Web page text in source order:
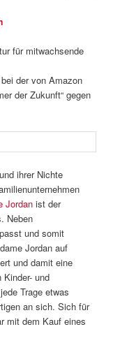
für mitwachsende
der von Amazon
der Zukunft“ gegen
ihrer Nichte
Jordan ist der
Neben
und somit
Jordan auf
und damit eine
und
Trage etwas
an sich. Sich für
mit dem Kauf eines